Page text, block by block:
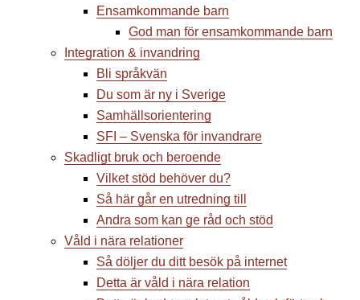
Ensamkommande barn
God man för ensamkommande barn
Integration & invandring
Bli språkvän
Du som är ny i Sverige
Samhällsorientering
SFI – Svenska för invandrare
Skadligt bruk och beroende
Vilket stöd behöver du?
Så här går en utredning till
Andra som kan ge råd och stöd
Våld i nära relationer
Så döljer du ditt besök på internet
Detta är våld i nära relation